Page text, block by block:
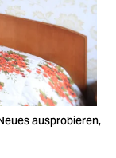
ausprobieren,